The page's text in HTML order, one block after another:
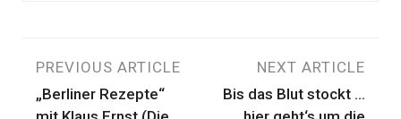
Beitragsnavigation
PREVIOUS ARTICLE
„Berliner Rezepte“
NEXT ARTICLE
Bis das Blut stockt …